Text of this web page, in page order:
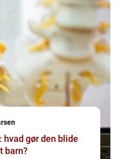
hvad gør den blide
barn?